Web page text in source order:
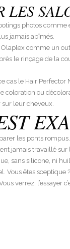
photos comme
jamais abîmés.
comme un
le rinçage de la
le Hair Perfector
ou
sur leur cheveux.
les ponts rompus.
jamais travaillé
sans silicone, ni
êtes
verrez, l’essayer